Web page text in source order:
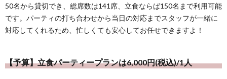
50名から貸切でき、総席数は141席、立食ならば150名まで利用可能
です。パーティの打ち合わせから当日の対応までスタッフが一緒に
対応してくれるため、忙しくても安心してお任せできますよ！
【予算】立食パーティープランは6,000円(税込)/1人